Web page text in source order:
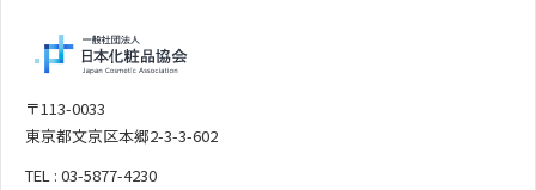
〒113-0033
東京都文京区本郷2-3-3-602
TEL : 03-5877-4230